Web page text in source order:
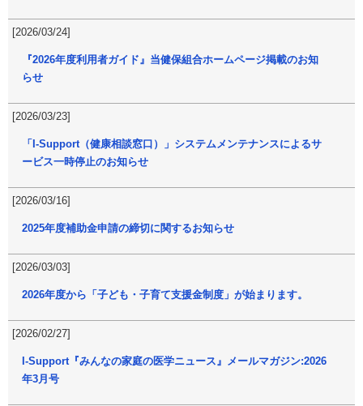
[2026/03/24]
『2026年度利用者ガイド』当健保組合ホームページ掲載のお知
らせ
[2026/03/23]
「I-Support（健康相談窓口）」システムメンテナンスによるサ
ービス一時停止のお知らせ
[2026/03/16]
2025年度補助金申請の締切に関するお知らせ
[2026/03/03]
2026年度から「子ども・子育て支援金制度」が始まります。
[2026/02/27]
I-Support『みんなの家庭の医学ニュース』メールマガジン:2026
年3月号